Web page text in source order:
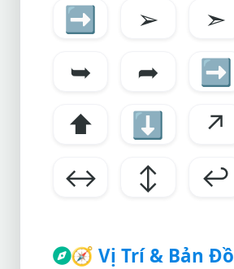
➡
➢ ➣
➥
➦ ➡️
⬆
⬇ ↗
↔
↕ ↩
🧭 Vị Trí & Bản Đồ